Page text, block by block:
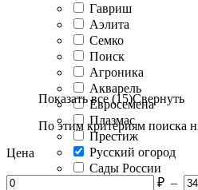
Гавриш
Аэлита
Семко
Поиск
Агроника
Акварель
Евросемена
Плазмас
Престиж
Русский огород
Сады России
Показать все (15)Свернуть
По этим критериям поиска
Цена
₽ –